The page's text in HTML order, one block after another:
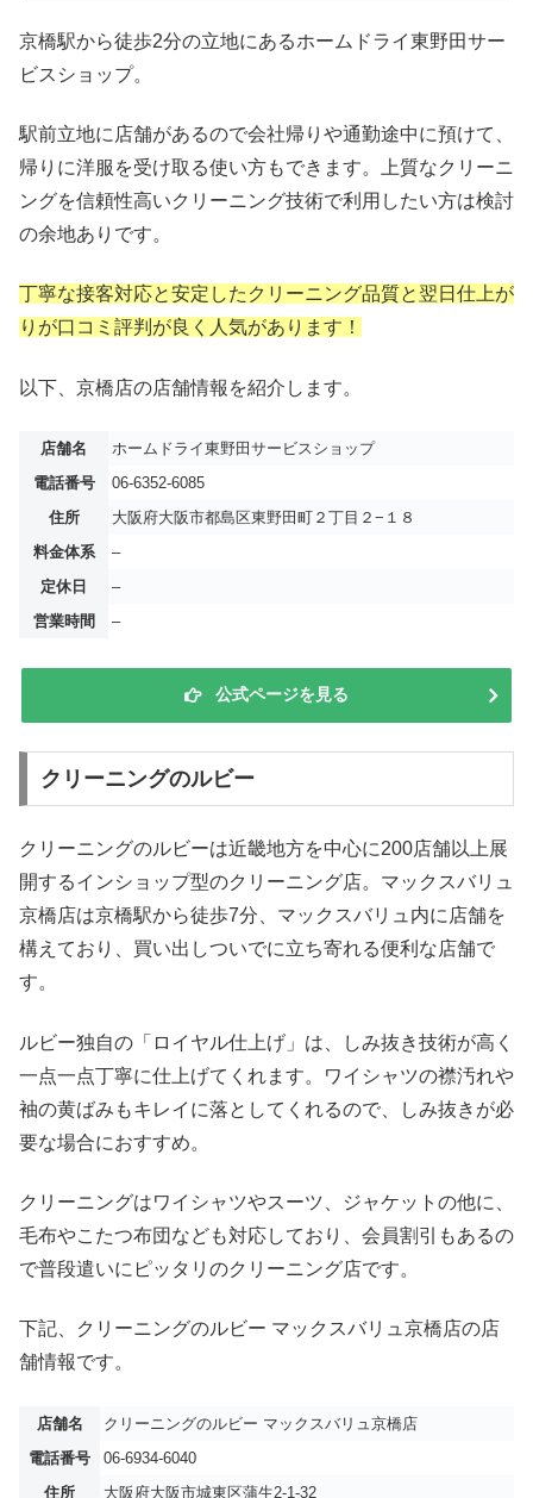
京橋駅から徒歩2分の立地にあるホームドライ東野田サー
ビスショップ。
駅前立地に店舗があるので会社帰りや通勤途中に預けて、
帰りに洋服を受け取る使い方もできます。上質なクリーニ
ングを信頼性高いクリーニング技術で利用したい方は検討
の余地ありです。
丁寧な接客対応と安定したクリーニング品質と翌日仕上が
りが口コミ評判が良く人気があります！
以下、京橋店の店舗情報を紹介します。
店舗名
ホームドライ東野田サービスショップ
電話番号
06-6352-6085
住所
大阪府大阪市都島区東野田町２丁目２−１８
料金体系
–
定休日
–
営業時間
–
公式ページを見る
クリーニングのルビー
クリーニングのルビーは近畿地方を中心に200店舗以上展
開するインショップ型のクリーニング店。マックスバリュ
京橋店は京橋駅から徒歩7分、マックスバリュ内に店舗を
構えており、買い出しついでに立ち寄れる便利な店舗で
す。
ルビー独自の「ロイヤル仕上げ」は、しみ抜き技術が高く
一点一点丁寧に仕上げてくれます。ワイシャツの襟汚れや
袖の黄ばみもキレイに落としてくれるので、しみ抜きが必
要な場合におすすめ。
クリーニングはワイシャツやスーツ、ジャケットの他に、
毛布やこたつ布団なども対応しており、会員割引もあるの
で普段遣いにピッタリのクリーニング店です。
下記、クリーニングのルビー マックスバリュ京橋店の店
舗情報です。
店舗名
クリーニングのルビー マックスバリュ京橋店
電話番号
06-6934-6040
住所
大阪府大阪市城東区蒲生2-1-32